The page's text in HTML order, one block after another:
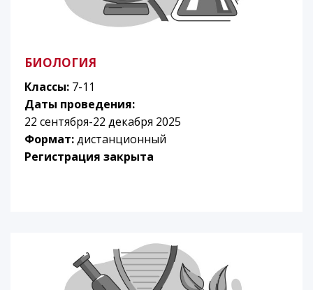
БИОЛОГИЯ
Классы: 7-11
Даты проведения:
22 сентября-22 декабря 2025
Формат:дистанционный
Регистрация закрыта